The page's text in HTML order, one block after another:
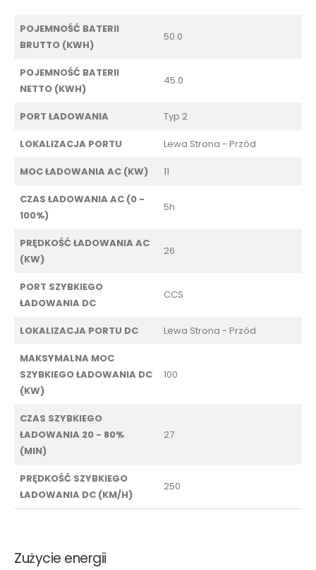
POJEMNOŚĆ BATERII
BRUTTO (KWH)
50.0
POJEMNOŚĆ BATERII
NETTO (KWH)
45.0
PORT ŁADOWANIA Typ 2
LOKALIZACJA PORTU Lewa Strona - Przód
MOC ŁADOWANIA AC (KW) 11
CZAS ŁADOWANIA AC (0 -
100%)
5h
PRĘDKOŚĆ ŁADOWANIA AC
(KW)
26
PORT SZYBKIEGO
ŁADOWANIA DC
CCS
LOKALIZACJA PORTU DC Lewa Strona - Przód
MAKSYMALNA MOC
SZYBKIEGO ŁADOWANIA DC
(KW)
100
CZAS SZYBKIEGO
ŁADOWANIA 20 - 80%
(MIN)
27
PRĘDKOŚĆ SZYBKIEGO
ŁADOWANIA DC (KM/H)
250
Zużycie energii